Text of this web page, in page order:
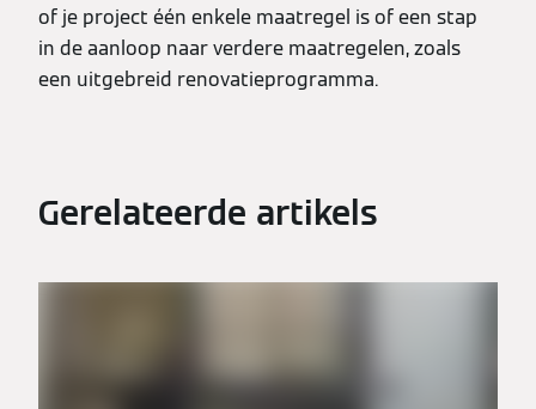
of je project één enkele maatregel is of een stap
in de aanloop naar verdere maatregelen, zoals
een uitgebreid renovatieprogramma.
Gerelateerde artikels